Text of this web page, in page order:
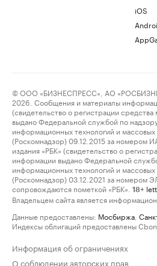
iOS
© ООО «БИЗНЕСПРЕСС», АО
2026. Сообщения и материалы
(свидетельство о регистрации
выдано Федеральной службой по
информационных технологий и
(Роскомнадзор) 09.12.2015 за номером
издания «РБК» (свидетельство о
информации выдано Федеральной
информационных технологий и
(Роскомнадзор) 03.12.2021 за номером
сопровождаются пометкой «РБК».
18+
Владельцем сайта является
Данные предоставлены: Мосбиржа
Индексы облигаций предоставлены
Информация об ограничениях
О соблюдении авторских прав